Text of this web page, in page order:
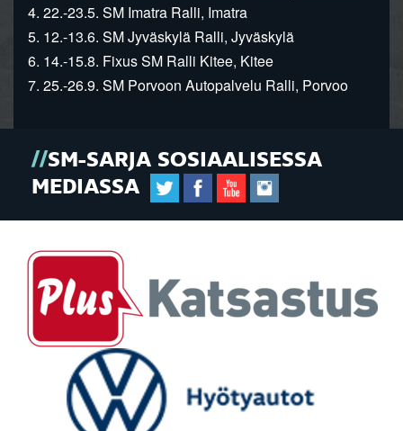
4. 22.-23.5. SM Imatra Ralli, Imatra
5. 12.-13.6. SM Jyväskylä Ralli, Jyväskylä
6. 14.-15.8. Fixus SM Ralli Kitee, Kitee
7. 25.-26.9. SM Porvoon Autopalvelu Ralli, Porvoo
SM-SARJA SOSIAALISESSA
MEDIASSA